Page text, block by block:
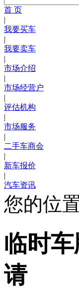
首 页
|
我要买车
|
我要卖车
|
市场介绍
|
市场经营户
|
评估机构
|
市场服务
|
二手车商会
|
新车报价
|
汽车资讯
您的位
临时
请